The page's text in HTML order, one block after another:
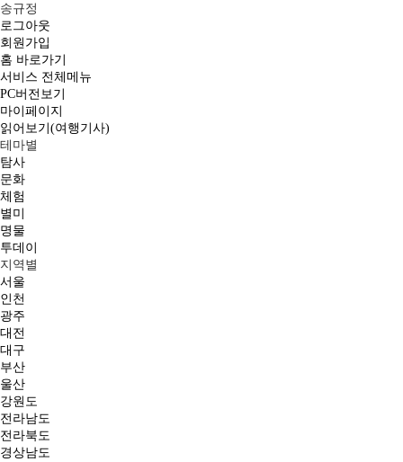
송규정
로그아웃
회원가입
홈 바로가기
서비스 전체메뉴
PC버전보기
마이페이지
읽어보기(여행기사)
테마별
탐사
문화
체험
별미
명물
투데이
지역별
서울
인천
광주
대전
대구
부산
울산
강원도
전라남도
전라북도
경상남도